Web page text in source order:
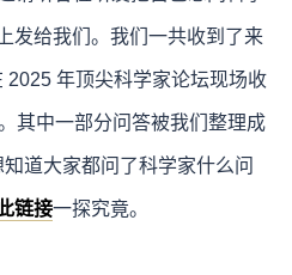
发给我们。我们一共收到了来
2025 年顶尖科学家论坛现场收
其中一部分问答被我们整理成
道大家都问了科学家什么问
链接一探究竟。